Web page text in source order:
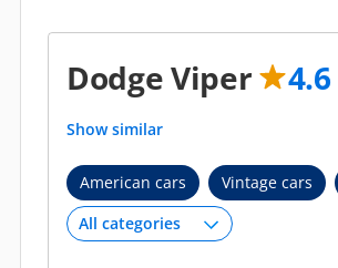
Dodge Viper 4.6
Show similar
American cars Vintage cars